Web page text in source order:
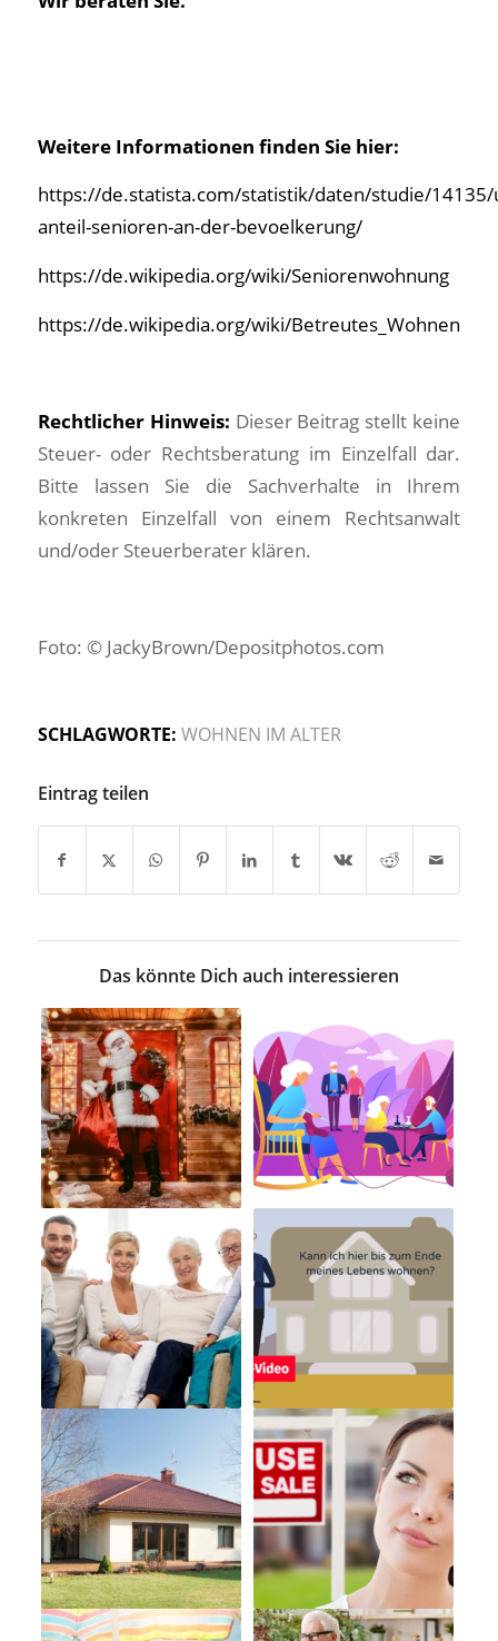
Weitere Informationen finden Sie hier:
https://de.statista.com/statistik/daten/studie/
anteil-senioren-an-der-bevoelkerung/
https://de.wikipedia.org/wiki/Seniorenwohnung
https://de.wikipedia.org/wiki/Betreutes_Wohnen
Rechtlicher Hinweis: Dieser Beitrag stellt keine
Steuer- oder Rechtsberatung im Einzelfall dar.
Bitte lassen Sie die Sachverhalte in Ihrem
konkreten Einzelfall von einem Rechtsanwalt
und/oder Steuerberater klären.
Foto: © JackyBrown/Depositphotos.com
SCHLAGWORTE: WOHNEN IM ALTER
Eintrag teilen
Das könnte Dich auch interessieren